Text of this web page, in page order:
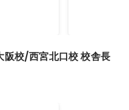
阪校/西宮北口校 校舎長